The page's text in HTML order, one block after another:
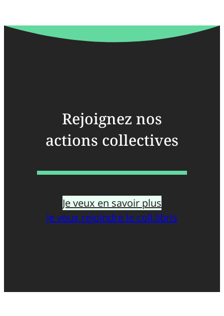
Rejoignez nos
actions collectives
Je veux en savoir plus
Je veux rejoindre le coll.libris